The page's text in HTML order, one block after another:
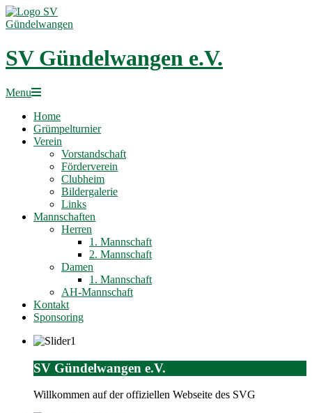
Skip
to
SV Gündelwangen e.V.
Primary
Menu
Menu
Home
Grümpelturnier
Verein
Vorstandschaft
Förderverein
Clubheim
Bildergalerie
Links
Mannschaften
Herren
1. Mannschaft
2. Mannschaft
Damen
1. Mannschaft
AH-Mannschaft
Kontakt
Sponsoring
SV Gündelwangen e.V.
Willkommen auf der offiziellen Webseite des SVG